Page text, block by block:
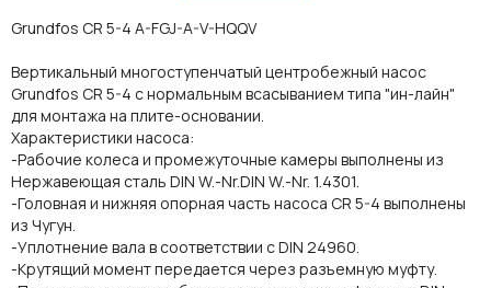
Grundfos CR 5-4 A-FGJ-A-V-HQQV
Вертикальный многоступенчатый центробежный насос
Grundfos CR 5-4 с нормальным всасыванием типа "ин-лайн"
для монтажа на плите-основании.
Характеристики насоса:
-Рабочие колеса и промежуточные камеры выполнены из
Нержавеющая сталь DIN W.-Nr.DIN W.-Nr. 1.4301.
-Головная и нижняя опорная часть насоса CR 5-4 выполнены
из Чугун.
-Уплотнение вала в соответствии с DIN 24960.
-Крутящий момент передается через разъемную муфту.